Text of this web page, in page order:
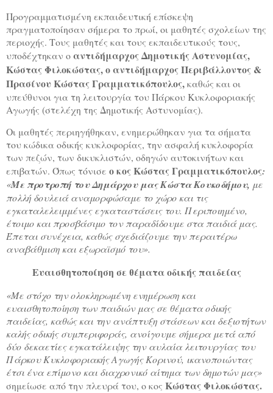
Προγραμματισμένη εκπαιδευτική επίσκεψη
πραγματοποίησαν σήμερα το πρωί, οι μαθητές σχολείων της
περιοχής. Τους μαθητές και τους εκπαιδευτικούς τους,
υποδέχτηκαν οαντιδήμαρχος Δημοτικής Αστυνομίας,
Κώστας Φιλοκώστας,οαντιδήμαρχος Περιβάλλοντος &
Πρασίνου Κώστας Γραμματικόπουλος,καθώς και οι
υπεύθυνοι για τη λειτουργία του Πάρκου Κυκλοφοριακής
Αγωγής (στελέχη της Δημοτικής Αστυνομίας).
Οι μαθητές περιηγήθηκαν, ενημερώθηκαν για τα σήματα
του κώδικα οδικής κυκλοφορίας, την ασφαλή κυκλοφορία
των πεζών, των δικυκλιστών, οδηγών αυτοκινήτων και
επιβατών. Όπως τόνισε ο κος Κώστας Γραμματικόπουλος:
«Με προτροπή του Δημάρχου μας Κώστα Κουκοδήμου, με
πολλή δουλειά αναμορφώσαμε το χώρο και τις
εγκαταλελειμμένες εγκαταστάσεις του. Περιποιημένο,
έτοιμο και προσβάσιμο τον παραδίδουμε στα παιδιά μας.
Έπεται συνέχεια, καθώς σχεδιάζουμε την περαιτέρω
αναβάθμιση και εξωραϊσμό του».
Ευαισθητοποίηση σε θέματα οδικής παιδείας
«Με στόχο την ολοκληρωμένη ενημέρωση και
ευαισθητοποίηση των παιδιών μας σε θέματα οδικής
παιδείας, καθώς και την ανάπτυξη στάσεων και δεξιοτήτων
καλής οδικής συμπεριφοράς, ανοίγουμε σήμερα μετά από
δύο δεκαετίες εγκατάλειψης την αυλαία λειτουργίας του
Πάρκου Κυκλοφοριακής Αγωγής Κορινού, ικανοποιώντας
έτσι ένα επίμονο και διαχρονικό αίτημα των δημοτών μας»
σημείωσε από την πλευρά του, ο κος Κώστας Φιλοκώστας.